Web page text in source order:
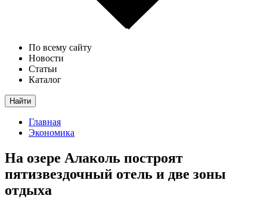
По всему сайту
Новости
Статьи
Каталог
Найти
Главная
Экономика
На озере Алаколь построят
пятизвездочный отель и две зоны
отдыха